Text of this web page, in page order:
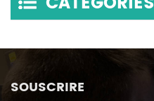
SOUSCRIRE